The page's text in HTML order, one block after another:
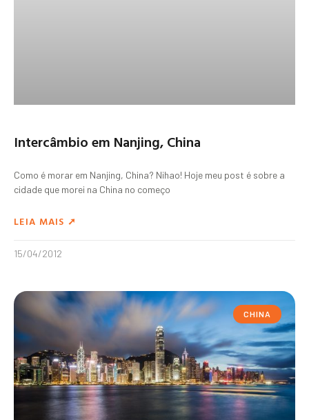
Intercâmbio em Nanjing, China
Como é morar em Nanjing, China? Nihao! Hoje meu post é sobre a
cidade que morei na China no começo
LEIA MAIS ➚
15/04/2012
CHINA